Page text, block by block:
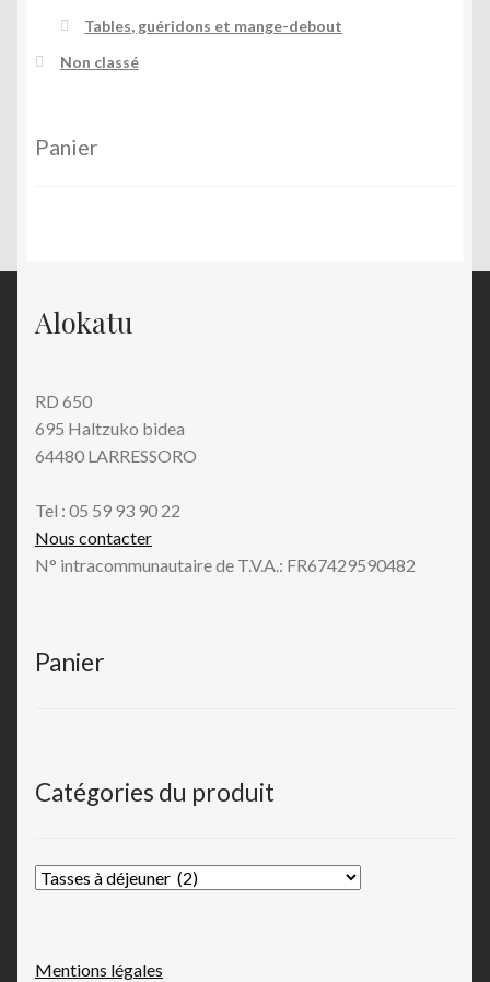
Tables, guéridons et mange-debout
Non classé
Panier
Alokatu
RD 650
695 Haltzuko bidea
64480 LARRESSORO
Tel : 05 59 93 90 22
Nous contacter
N° intracommunautaire de T.V.A.: FR67429590482
Panier
Catégories du produit
Mentions légales